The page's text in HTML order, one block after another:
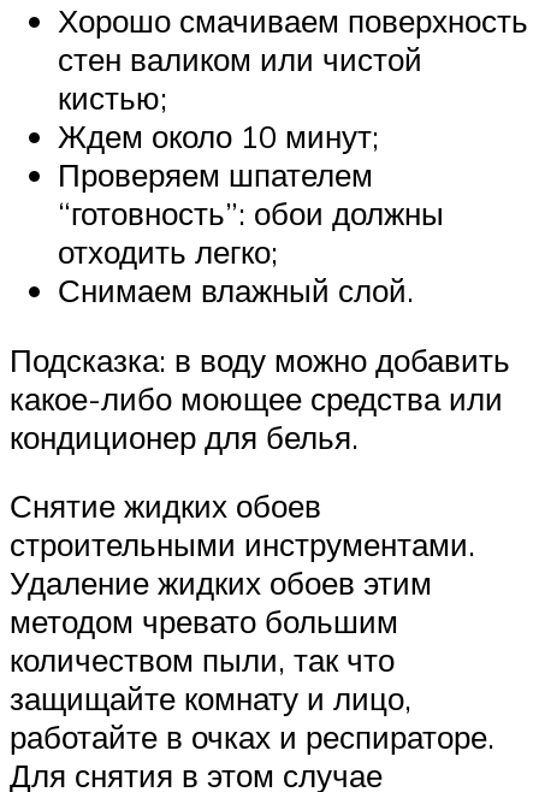
Хорошо смачиваем поверхность
стен валиком или чистой
кистью;
Ждем около 10 минут;
Проверяем шпателем
“готовность”: обои должны
отходить легко;
Снимаем влажный слой.
Подсказка: в воду можно добавить
какое-либо моющее средства или
кондиционер для белья.
Снятие жидких обоев
строительными инструментами.
Удаление жидких обоев этим
методом чревато большим
количеством пыли, так что
защищайте комнату и лицо,
работайте в очках и респираторе.
Для снятия в этом случае